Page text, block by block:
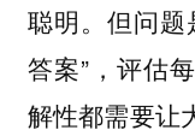
聪明。但问题
答案”，评估
解性都需要让